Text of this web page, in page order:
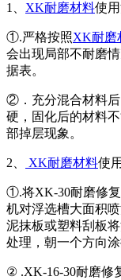
1、 XK耐磨材料使
①.严格按照XK耐磨
会出现局部不耐磨
据表。
②．充分混合材料后
硬，固化后的材料
部掉层现象。
2、 XK耐磨材料使
①.将XK-30耐磨修
机对浮选槽大面积
泥抹板或塑料刮板
处理，朝一个方向
② .XK-16-30耐磨修